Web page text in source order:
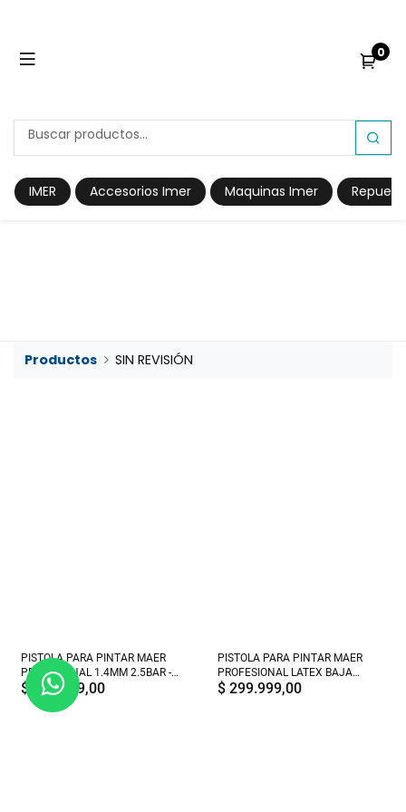
0
IMER Accesorios Imer Maquinas Imer
Prod​​uctos SIN REVISIÓN
PISTOLA PARA PINTAR MAER
PROFESIONAL 1.4MM 2.5BAR -
454-G MAX
$ 199.999,00
PISTOLA PARA PINTAR MAER
PROFESIONAL LATEX BAJA
PRESION 0,7 - 404 HVLP
$ 299.999,00